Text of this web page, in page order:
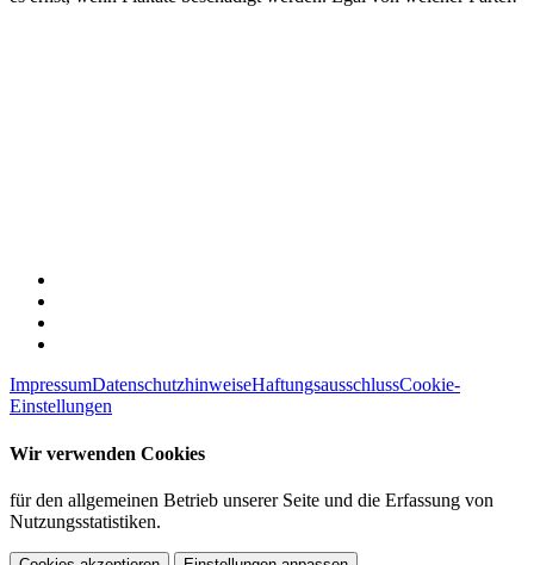
ImpressumDatenschutzhinweiseHaftungsausschlussCookie-
Einstellungen
Wir verwenden Cookies
für den allgemeinen Betrieb unserer Seite und die Erfassung von
Nutzungsstatistiken.